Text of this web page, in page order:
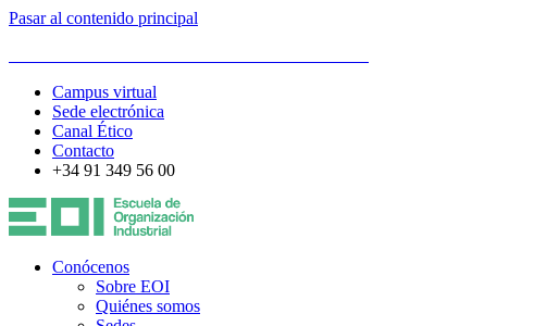
Pasar al contenido principal
Campus virtual
Sede electrónica
Canal Ético
Contacto
+34 91 349 56 00
Conócenos
Sobre EOI
Quiénes somos